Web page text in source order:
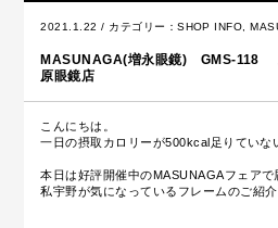
2021.1.22 / カテゴリー：SHOP INFO ,
MASUNAGA(増永眼鏡) GMS-118
原眼鏡店
こんにちは。
一日の摂取カロリーが500kcal足りていな
本日は好評開催中のMASUNAGAフェア
私宇野が気になっているフレームのご紹介